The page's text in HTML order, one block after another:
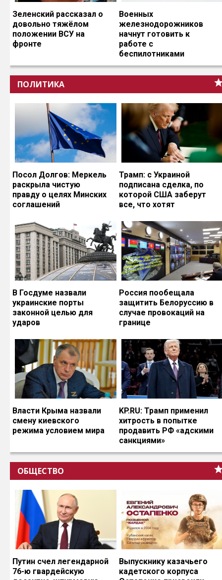
Зеленский рассказал о
довольно тяжёлом
положении ВСУ на
фронте
Военных
железнодорожников
начнут готовить к
работе с
беспилотниками
ПОЛИТИКА
Посол Долгов: Меркель
раскрыла чистую
правду о целях Минских
соглашений
Трамп: с Украиной
подписана сделка, по
которой США заберут
все, что хотят
В Госдуме назвали
украинские порты
законной целью для
ударов
Россия пообещала
защитить Белоруссию в
случае провокаций на
границе
Власти Крыма назвали
смену киевского
режима условием мира
KP.RU: Трамп применил
хитрость в попытке
продавить РФ «адскими
санкциями»
ОБЩЕСТВО
Путин счел легендарной
76-ю гвардейскую
Выпускнику казачьего
кадетского корпуса